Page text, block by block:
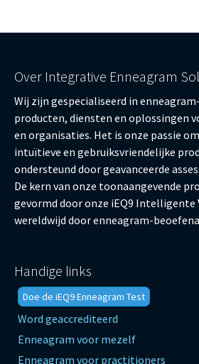
Over Integrative Enneagram
Wij zijn gespecialiseerd in
producten, diensten en oplossingen
en organisaties. Het is onze passie
intuïtieve en gebruiksvriendelijke
ondersteund door geavanceerde
De kern van onze toonaangevende
gevormd door onze iEQ9 Intelligente
wereldwijd door enneagram-
Handige links
Doe de iEQ9 Enneagram Test
Word geaccrediteerd
Enneagram voor mezelf
Enneagram voor practitioners